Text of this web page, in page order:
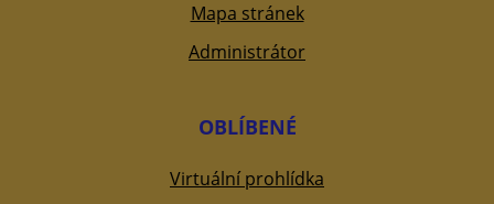
Mapa stránek
Administrátor
OBLÍBENÉ
Virtuální prohlídka